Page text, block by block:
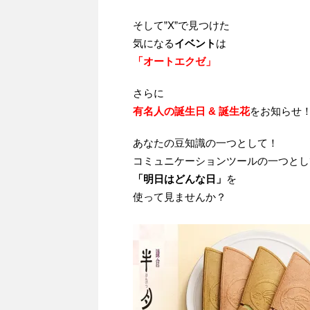
そして”X”で見つけた
気になるイベント は
「オートエクゼ」
さらに
有名人の誕生日 & 誕生花をお知らせ
あなたの豆知識の一つとして！
コミュニケーションツールの一つと
「明日はどんな日」 を
使って見ませんか？